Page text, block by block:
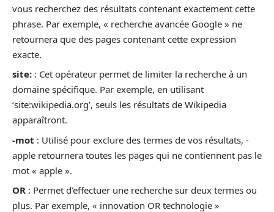
vous recherchez des résultats contenant exactement cette
phrase. Par exemple, « recherche avancée Google » ne
retournera que des pages contenant cette expression
exacte.
site: : Cet opérateur permet de limiter la recherche à un
domaine spécifique. Par exemple, en utilisant
‘site:wikipedia.org’, seuls les résultats de Wikipedia
apparaîtront.
-mot : Utilisé pour exclure des termes de vos résultats, -
apple retournera toutes les pages qui ne contiennent pas le
mot « apple ».
OR : Permet d’effectuer une recherche sur deux termes ou
plus. Par exemple, « innovation OR technologie »